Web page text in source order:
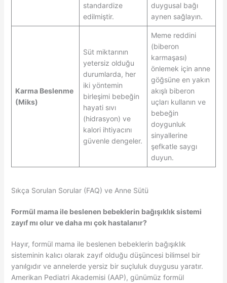
standardize
edilmiştir.
duygusal bağı
aynen sağlayın.
Karma Beslenme
(Miks)
Süt miktarının
yetersiz olduğu
durumlarda, her
iki yöntemin
birleşimi bebeğin
hayati sıvı
(hidrasyon) ve
kalori ihtiyacını
güvenle dengeler.
Meme reddini
(biberon
karmaşası)
önlemek için anne
göğsüne en yakın
akışlı biberon
uçları kullanın ve
bebeğin
doygunluk
sinyallerine
şefkatle saygı
duyun.
Sıkça Sorulan Sorular (FAQ) ve Anne Sütü
Formül mama ile beslenen bebeklerin bağışıklık sistemi
zayıf mı olur ve daha mı çok hastalanır?
Hayır, formül mama ile beslenen bebeklerin bağışıklık
sisteminin kalıcı olarak zayıf olduğu düşüncesi bilimsel bir
yanılgıdır ve annelerde yersiz bir suçluluk duygusu yaratır.
Amerikan Pediatri Akademisi (AAP), günümüz formül